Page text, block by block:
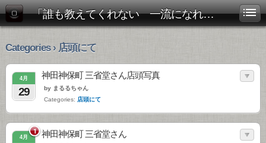
「誰も教えてくれない 一流になれる読書術」公式ブログ
Categories › 店頭にて
4月
29
神田神保町 三省堂さん店頭写真
by まるるちゃん
Categories: 店頭にて
1
4月 神田神保町 三省堂さん